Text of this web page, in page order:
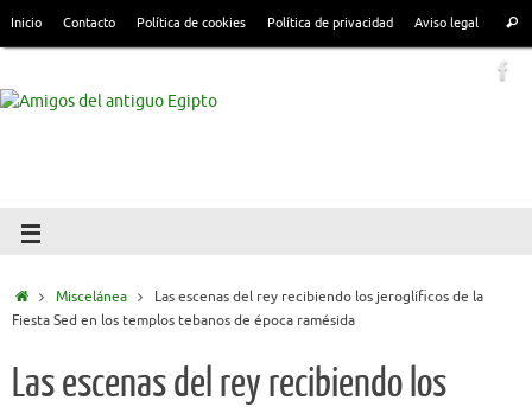
Inicio Contacto Política de cookies Política de privacidad Aviso legal
Miscelánea
Las escenas del rey recibiendo los jeroglíficos de la
Fiesta Sed en los templos tebanos de época ramésida
Las escenas del rey recibiendo los